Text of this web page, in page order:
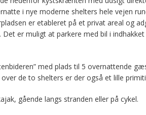
i nye moderne shelters hele vejen
er etableret på et privat areal og
er muligt at parkere med bil i
med plads til 5 overnattende
de to shelters er der også et lille
gående langs stranden eller på cykel.